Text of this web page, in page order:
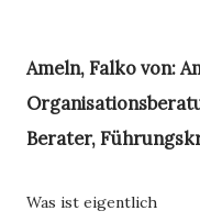
Ameln, Falko von:
Berater,
Was ist eigentlich